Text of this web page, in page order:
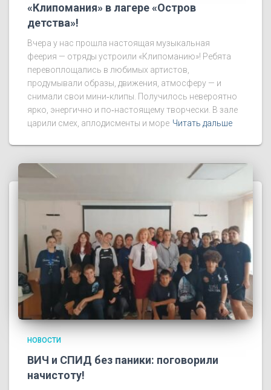
«Клипомания» в лагере «Остров
детства»!
Вчера у нас прошла настоящая музыкальная
феерия — отряды устроили «Клипоманию»! Ребята
перевоплощались в любимых артистов,
продумывали образы, движения, атмосферу — и
снимали свои мини‑клипы. Получилось невероятно
ярко, энергично и по‑настоящему творчески. В зале
царили смех, аплодисменты и море Читать дальше
НОВОСТИ
ВИЧ и СПИД без паники: поговорили
начистоту!